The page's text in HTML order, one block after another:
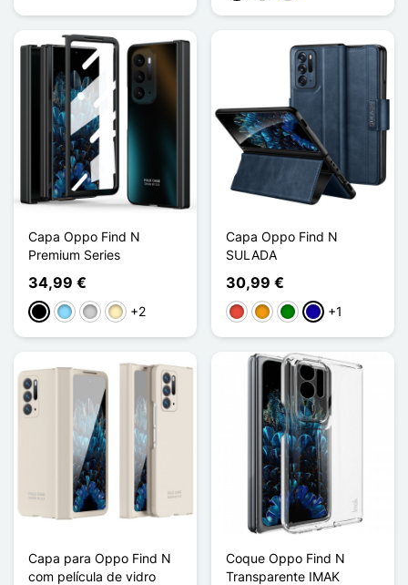
Capa Oppo Find N
Premium Series
34,99 €
PretoAzul Claro
PrataOuro+2
Capa Oppo Find N
SULADA
30,99 €
Vermelho
Laranja
VerdeAzul Escuro
+1
Capa para Oppo Find N
com película de vidro
Coque Oppo Find N
Transparente IMAK